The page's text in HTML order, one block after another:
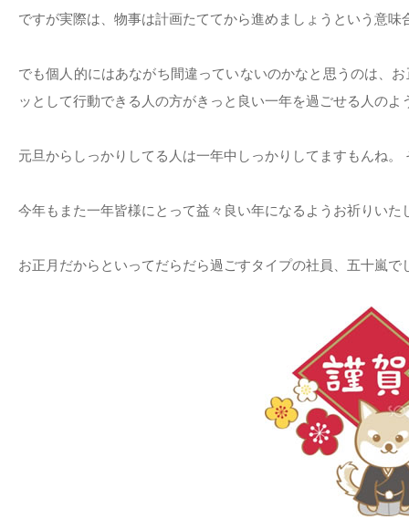
ですが実際は、物事は計画たててから進めましょうという意味
でも個人的にはあながち間違っていないのかなと思うのは、
ッとして行動できる人の方がきっと良い一年を過ごせる人のよ
元旦からしっかりしてる人は一年中しっかりしてますもんね
今年もまた一年皆様にとって益々良い年になるようお祈りい
お正月だからといってだらだら過ごすタイプの社員、五十嵐で